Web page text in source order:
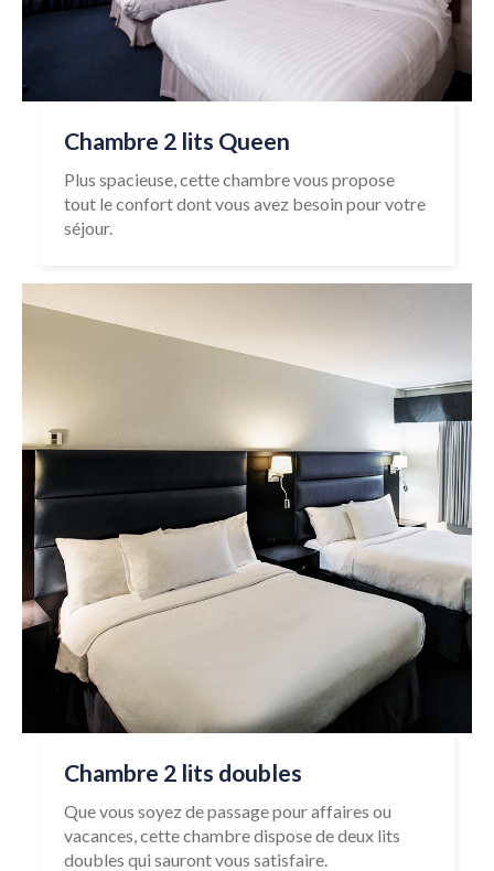
Chambre 2 lits Queen
Plus spacieuse, cette chambre vous propose
tout le confort dont vous avez besoin pour votre
séjour.
Chambre 2 lits doubles
Que vous soyez de passage pour affaires ou
vacances, cette chambre dispose de deux lits
doubles qui sauront vous satisfaire.